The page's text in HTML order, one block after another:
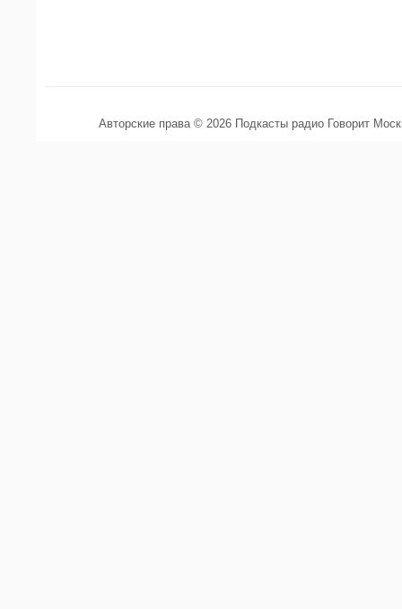
Авторские права © 2026 Подкасты радио Говорит